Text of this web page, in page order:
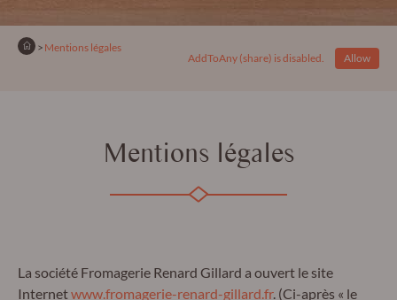
Accueil
En cours :
Mentions légales
AddToAny (share) is disabled.
Allow
Mentions légales
La société Fromagerie Renard Gillard a ouvert le site
Internetwww.fromagerie-renard-gillard.fr. (Ci-après « le